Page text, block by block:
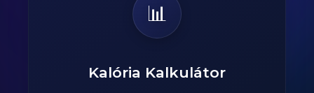
📊
Kalória Kalkulátor